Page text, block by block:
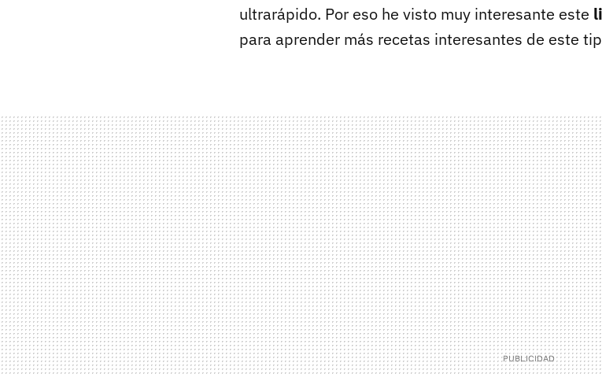
ultrarápido. Por eso he visto muy interesante este
para aprender más recetas interesantes de este